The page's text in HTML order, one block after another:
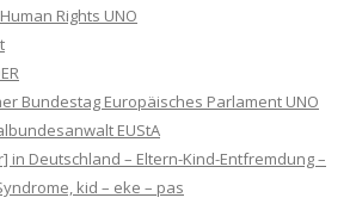
Rights UNO
Bundestag Europäisches Parlament UNO
EUStA
in Deutschland – Eltern-Kind-Entfremdung –
kid – eke – pas